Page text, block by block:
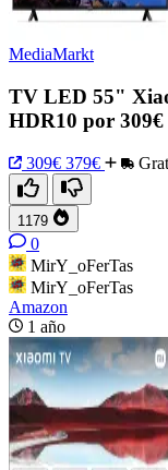
MediaMarkt
TV LED 55"
HDR10 por 309€
309€ 379€
1179
0
MirY_oFerTas
MirY_oFerTas
Amazon
1 año